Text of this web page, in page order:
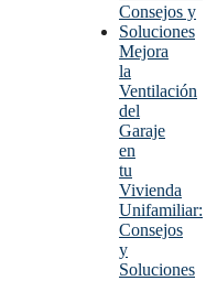
Mejora
la
Ventilación
del
Garaje
en
tu
Vivienda
Unifamiliar:
Consejos
y
Soluciones